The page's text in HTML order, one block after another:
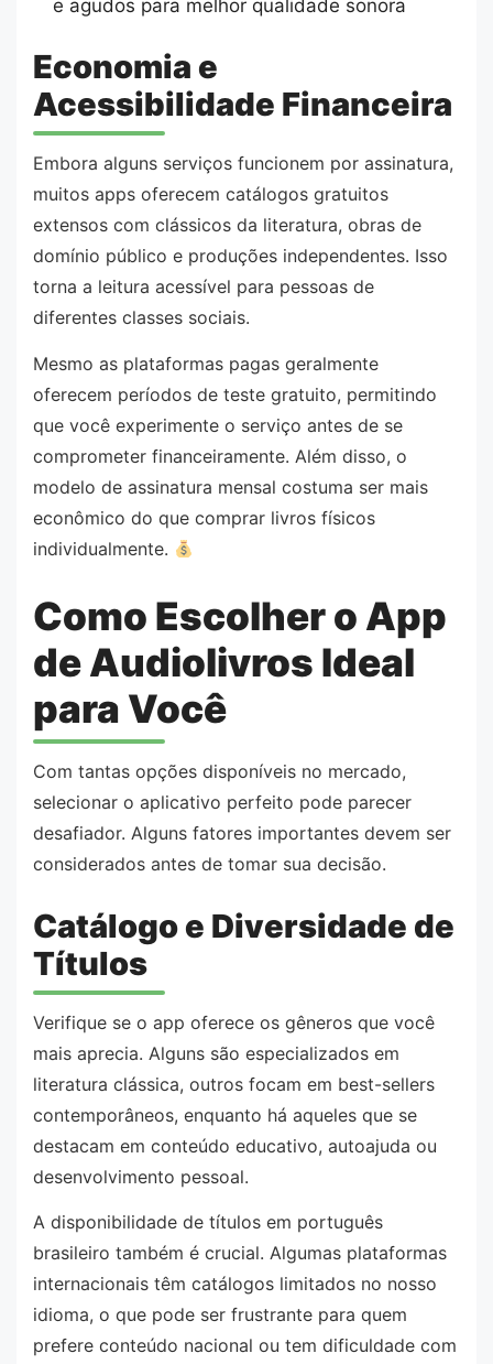
e agudos para melhor qualidade sonora
Economia e
Acessibilidade Financeira
Embora alguns serviços funcionem por assinatura,
muitos apps oferecem catálogos gratuitos
extensos com clássicos da literatura, obras de
domínio público e produções independentes. Isso
torna a leitura acessível para pessoas de
diferentes classes sociais.
Mesmo as plataformas pagas geralmente
oferecem períodos de teste gratuito, permitindo
que você experimente o serviço antes de se
comprometer financeiramente. Além disso, o
modelo de assinatura mensal costuma ser mais
econômico do que comprar livros físicos
individualmente.
Como Escolher o App
de Audiolivros Ideal
para Você
Com tantas opções disponíveis no mercado,
selecionar o aplicativo perfeito pode parecer
desafiador. Alguns fatores importantes devem ser
considerados antes de tomar sua decisão.
Catálogo e Diversidade de
Títulos
Verifique se o app oferece os gêneros que você
mais aprecia. Alguns são especializados em
literatura clássica, outros focam em best-sellers
contemporâneos, enquanto há aqueles que se
destacam em conteúdo educativo, autoajuda ou
desenvolvimento pessoal.
A disponibilidade de títulos em português
brasileiro também é crucial. Algumas plataformas
internacionais têm catálogos limitados no nosso
idioma, o que pode ser frustrante para quem
prefere conteúdo nacional ou tem dificuldade com